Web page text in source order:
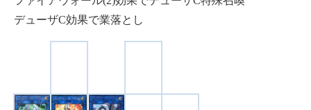
デューザC効果で業落とし